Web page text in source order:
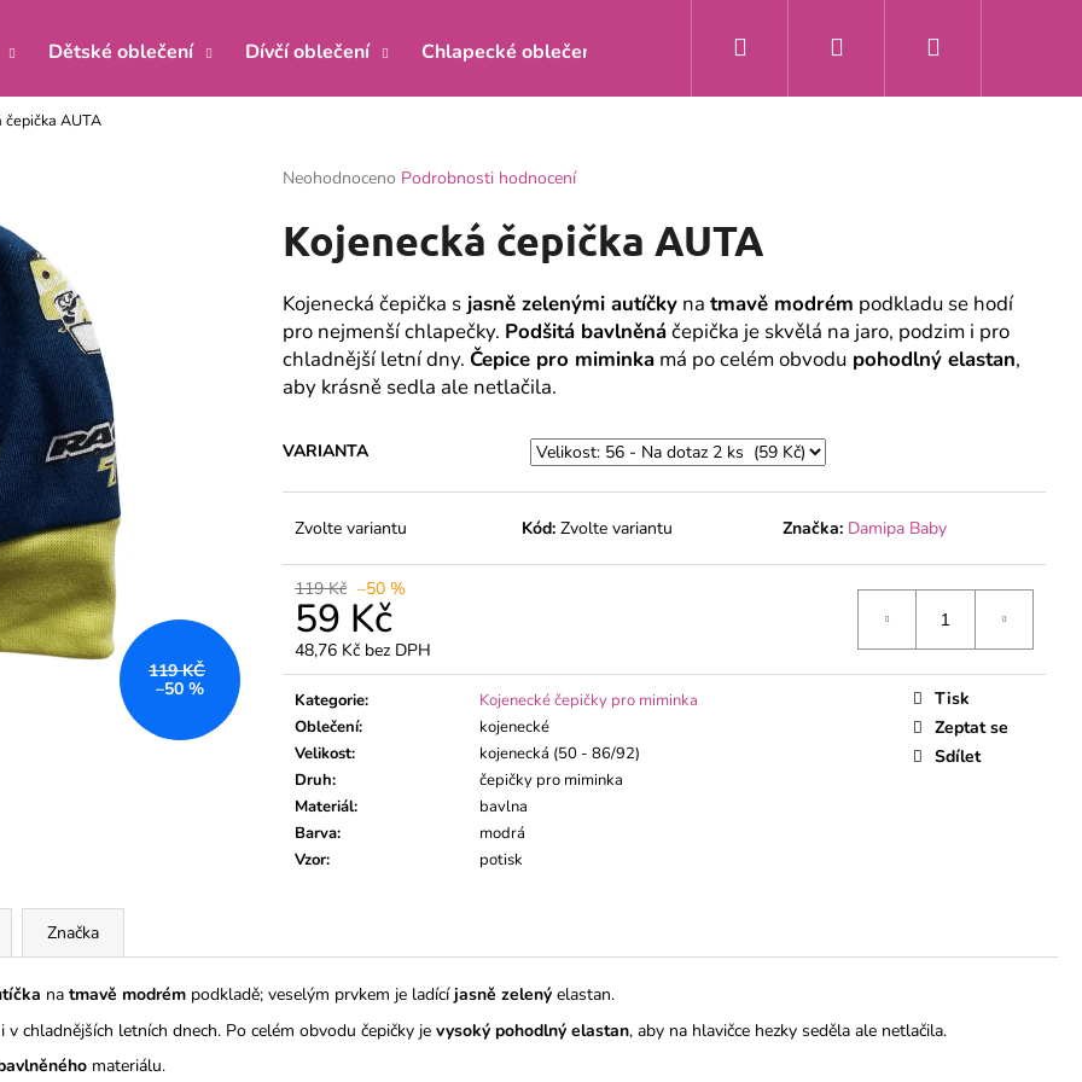
Dětské oblečení Dívčí oblečení Chlapecké oblečení Doprava a platba Kontakty
Přihlášení
čepička AUTA
Průměrné
produktu
je
z
5
hvězdiček.
Neohodnoceno Podrobnosti hodnocení
Kojenecká čepička AUTA
Kojenecká čepička s jasně zelenými autíčky na tmavě modrém podkladu se hodí
pro nejmenší chlapečky. Podšitá bavlněnáčepička je skvělá na jaro, podzim i pro
chladnější letní dny. Čepice pro miminka má po celém obvodu pohodlný elastan,
aby krásně sedla ale netlačila.
VARIANTA
Zvolte variantu Kód: Zvolte variantu Značka: Damipa Baby
119 Kč –50 %
59 Kč
48,76 Kč bez DPH
Měrná
cena:
Kategorie:
Kojenecké čepičky pro miminka
Oblečení:
kojenecké
Velikost:
kojenecká (50 - 86/92)
Druh:
čepičky pro miminka
Materiál:
bavlna
Barva:
modrá
Vzor: potisk
Tisk
Zeptat se
Sdílet
119 KČ
–50 %
Značka
na tmavě modrém podkladě; veselým prvkem je ladícíjasně zelený elastan.
chladnějších letních dnech. Po celém obvodu čepičky je vysoký pohodlný elastan, aby na hlavičce hezky seděla ale netlačila.
materiálu.
Co potřebujete najít?
HLEDAT
Doporučujeme
KABÁTEK ŽIRAFA MÁTA
Kč
KOJENECKÉ BODY ŽIRAFA MÁTA S
DLOUHÝM RUKÁVEM